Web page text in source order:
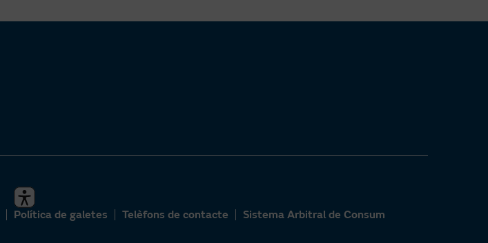
Política de galetes Telèfons de contacte Sistema Arbitral de Consum